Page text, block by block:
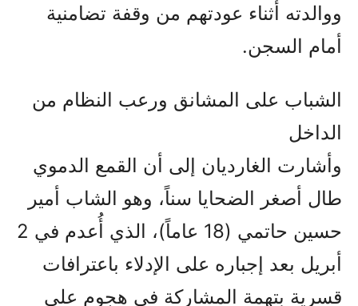
ووالدته أثناء عودتهم من وقفة تضامنية
أمام السجن.
الشباب على المشانق ورعب النظام من
الداخل
وأشارت الغارديان إلى أن القمع الدموي
طال أصغر الضحايا سناً، وهو الشاب أمير
حسين حاتمي (18 عاماً)، الذي أُعدم في 2
أبريل بعد إجباره على الإدلاء باعترافات
قسرية بتهمة المشاركة في هجوم على